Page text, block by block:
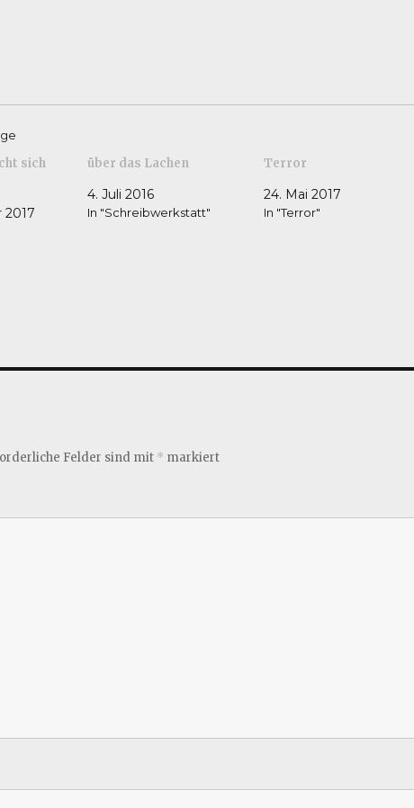
sich
2017
über das Lachen
4. Juli 2016
In "Schreibwerkstatt"
Terror
24. Mai 2017
In "Terror"
Felder sind mit * markiert